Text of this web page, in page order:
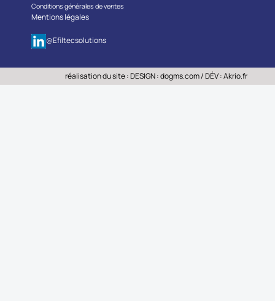
Conditions générales de ventes
Mentions légales
@Efiltecsolutions
réalisation du site : DESIGN :dogms.com/ DÉV :Akrio.fr